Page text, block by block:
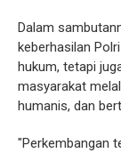
Dalam
keberhasilan
hukum, tetapi
masyarakat
humanis, dan
"Perkembangan